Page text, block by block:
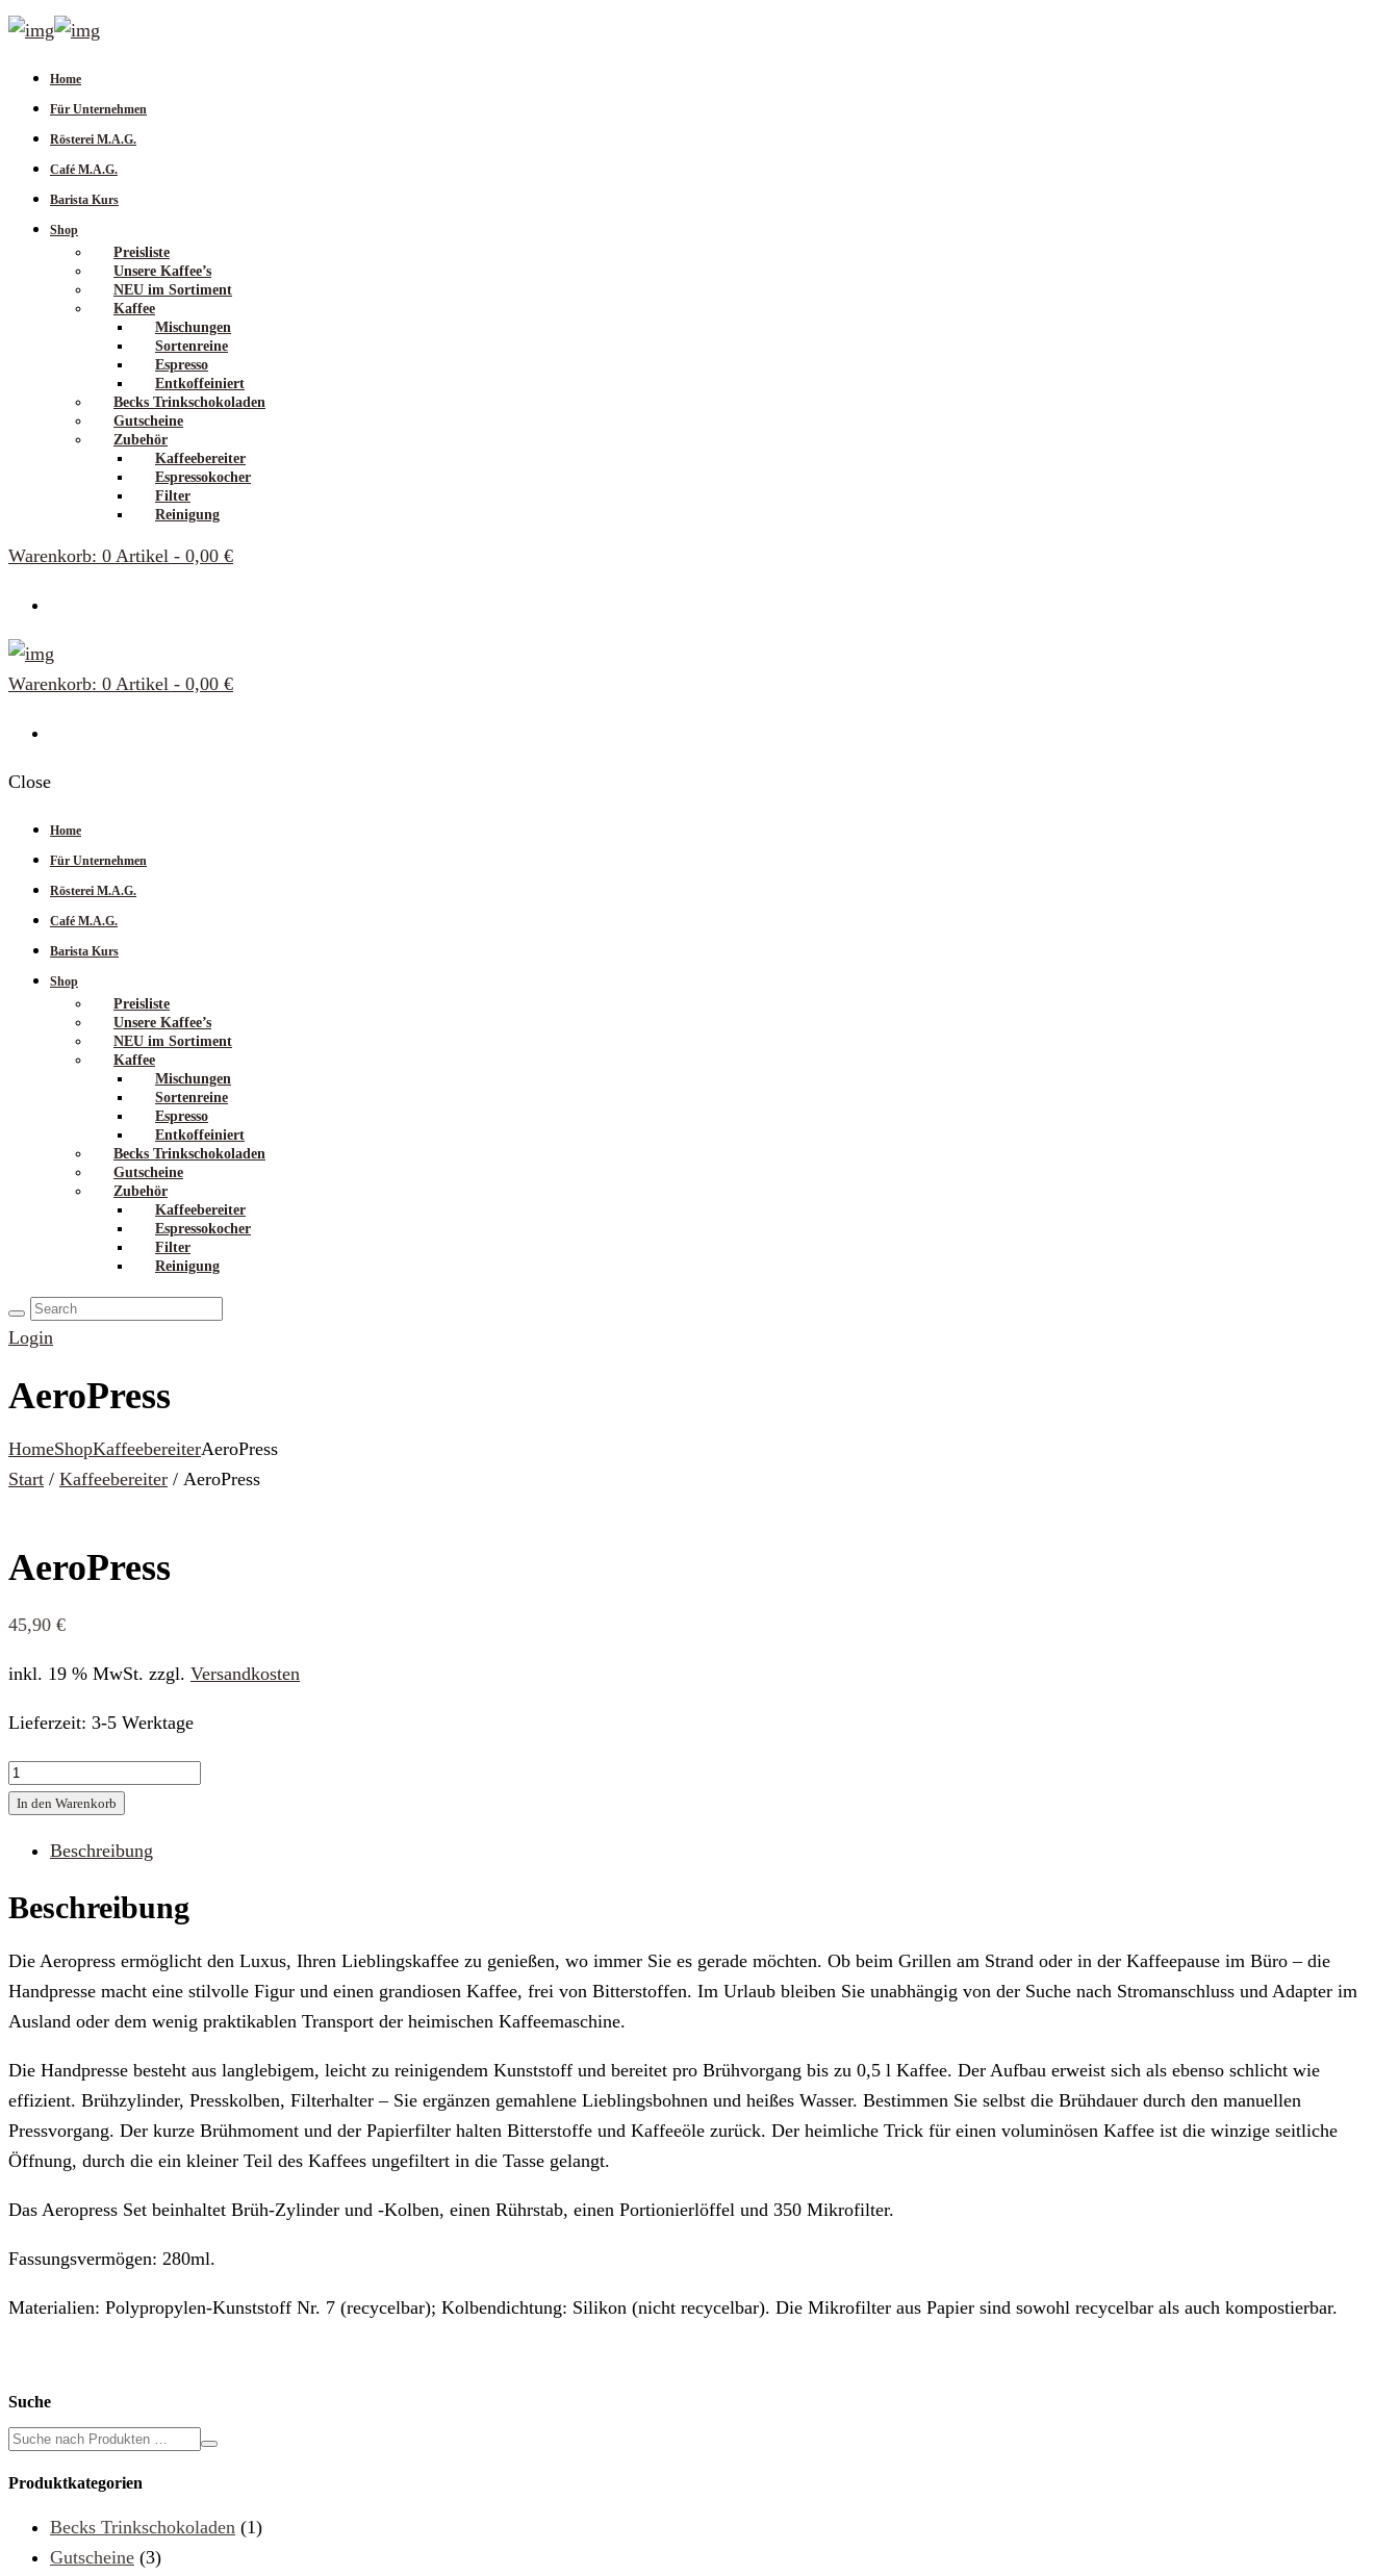
Home
Für Unternehmen
Rösterei M.A.G.
Café M.A.G.
Barista Kurs
Shop
Preisliste
Unsere Kaffee’s
NEU im Sortiment
Kaffee
Mischungen
Sortenreine
Espresso
Entkoffeiniert
Becks Trinkschokoladen
Gutscheine
Zubehör
Kaffeebereiter
Espressokocher
Filter
Reinigung
Warenkorb: 0 Artikel - 0,00 €
Warenkorb: 0 Artikel - 0,00 €
Close
Home
Für Unternehmen
Rösterei M.A.G.
Café M.A.G.
Barista Kurs
Shop
Preisliste
Unsere Kaffee’s
NEU im Sortiment
Kaffee
Mischungen
Sortenreine
Espresso
Entkoffeiniert
Becks Trinkschokoladen
Gutscheine
Zubehör
Kaffeebereiter
Espressokocher
Filter
Reinigung
Login
AeroPress
HomeShopKaffeebereiterAeroPress
Start / Kaffeebereiter / AeroPress
AeroPress
45,90 €
inkl. 19 % MwSt. zzgl. Versandkosten
Lieferzeit: 3-5 Werktage
AeroPress
Menge
In den Warenkorb
Beschreibung
Beschreibung
Die Aeropress ermöglicht den Luxus, Ihren Lieblingskaffee zu genießen, wo immer Sie es gerade möchten. Ob beim Grillen am Strand oder in der Kaffeepause im Büro – die
Handpresse macht eine stilvolle Figur und einen grandiosen Kaffee, frei von Bitterstoffen. Im Urlaub bleiben Sie unabhängig von der Suche nach Stromanschluss und Adapter im
Ausland oder dem wenig praktikablen Transport der heimischen Kaffeemaschine.
Die Handpresse besteht aus langlebigem, leicht zu reinigendem Kunststoff und bereitet pro Brühvorgang bis zu 0,5 l Kaffee. Der Aufbau erweist sich als ebenso schlicht wie
effizient. Brühzylinder, Presskolben, Filterhalter – Sie ergänzen gemahlene Lieblingsbohnen und heißes Wasser. Bestimmen Sie selbst die Brühdauer durch den manuellen
Pressvorgang. Der kurze Brühmoment und der Papierfilter halten Bitterstoffe und Kaffeeöle zurück. Der heimliche Trick für einen voluminösen Kaffee ist die winzige seitliche
Öffnung, durch die ein kleiner Teil des Kaffees ungefiltert in die Tasse gelangt.
Das Aeropress Set beinhaltet Brüh-Zylinder und -Kolben, einen Rührstab, einen Portionierlöffel und 350 Mikrofilter.
Fassungsvermögen: 280ml.
Materialien: Polypropylen-Kunststoff Nr. 7 (recycelbar); Kolbendichtung: Silikon (nicht recycelbar). Die Mikrofilter aus Papier sind sowohl recycelbar als auch kompostierbar.
Suche
Produktkategorien
Becks Trinkschokoladen (1)
Gutscheine (3)